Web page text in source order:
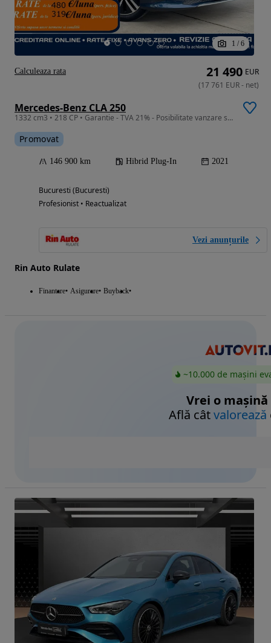
1 / 6
Mercedes-Benz CLA 250
1332 cm3 • 218 CP • Garantie - TVA 21% - Posibilitate vanzare si in RATE Credit Leasing
Promovat
146 900 km Hibrid Plug-In 2021
Bucuresti (Bucuresti)
Profesionist • Reactualizat
Vezi anunțurile
Rin Auto Rulate
Finantare Asigurare Buyback
21 490 EUR
(17 761 EUR- net)
Calculeaza rata
~10.000 de mașini
Vrei o mașină
Află câtvalorează